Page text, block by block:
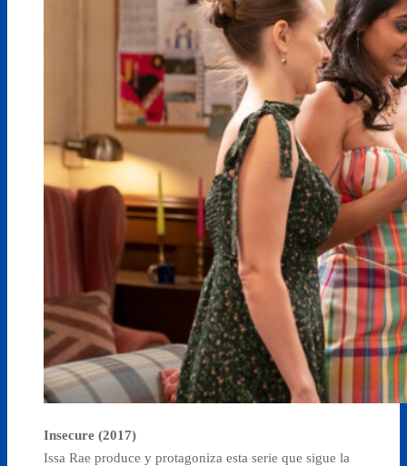
Insecure (2017)
Issa Rae produce y protagoniza esta serie que sigue la